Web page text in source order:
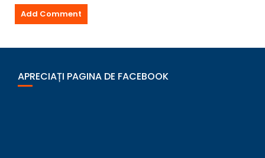
APRECIAȚI PAGINA DE FACEBOOK